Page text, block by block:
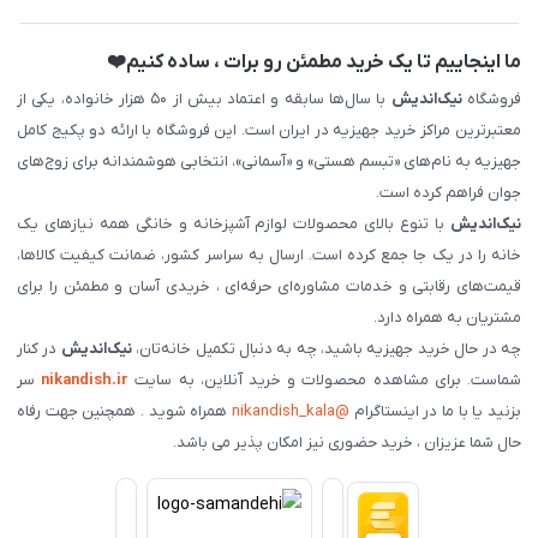
ما اینجاییم تا یک خرید مطمئن رو برات ، ساده کنیم❤️
فروشگاهنیک‌اندیش
با سال‌ها سابقه و اعتماد بیش از ۵۰ هزار خانواده، یکی از
معتبرترین مراکز خرید جهیزیه در ایران است. این فروشگاه با ارائه دو پکیج کامل
جهیزیه به نام‌های «تبسم هستی» و «آسمانی»، انتخابی هوشمندانه برای زوج‌های
جوان فراهم کرده است.
نیک‌اندیش با تنوع بالای محصولات لوازم آشپزخانه و خانگی همه نیازهای یک
خانه را در یک جا جمع کرده است. ارسال به سراسر کشور، ضمانت کیفیت کالاها،
قیمت‌های رقابتی و خدمات مشاوره‌ای حرفه‌ای ، خریدی آسان و مطمئن را برای
مشتریان به همراه دارد.
چه در حال خرید جهیزیه باشید، چه به دنبال تکمیل خانه‌تان،نیک‌اندیش در کنار
شماست. برای مشاهده محصولات و خرید آنلاین، به سایت nikandish.ir سر
بزنید یا با ما در اینستاگرام @nikandish_kala
همراه شوید . همچنین جهت رفاه
حال شما عزیزان ، خرید حضوری نیز امکان پذیر می باشد.